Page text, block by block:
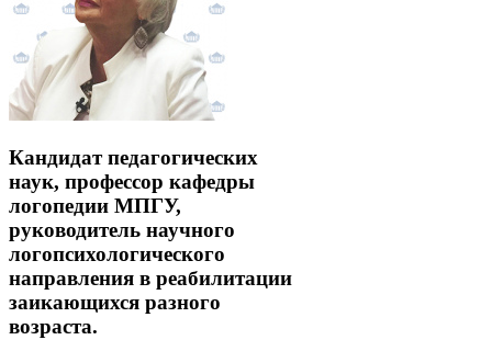
Кандидат педагогических
наук, профессор кафедры
логопедии МПГУ,
руководитель научного
логопсихологического
направления в реабилитации
заикающихся разного
возраста.